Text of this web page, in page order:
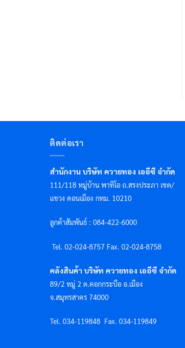
ติดต่อเรา
สำนักงาน บริษัท ควายทอง เออีซี จำกัด
111/118 หมู่บ้าน พาทิโอ ถ.สรงประภา เขต/
แขวง ดอนเมือง กทม. 10210
ลูกค้าสัมพันธ์ : 084-422-6000
Tel. 02-024-8757 Fax. 02-024-8758
คลังสินค้า บริษัท ควายทอง เออีซี จำกัด
89/2 หมู่ 2 ต.คอกกระบือ อ.เมือง
จ.สมุทรสาคร 74000
Tel. 034-119848 Fax. 034-119849